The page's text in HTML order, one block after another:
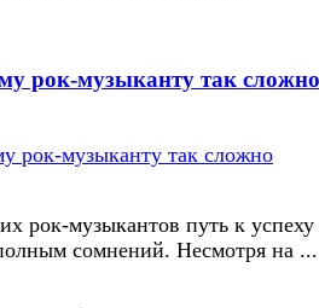
рок-музыканту так сложно
рок-музыкантов путь к успеху
сомнений. Несмотря на ...